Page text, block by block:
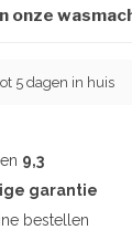
onze
5 dagen in huis
9,3
garantie
bestellen